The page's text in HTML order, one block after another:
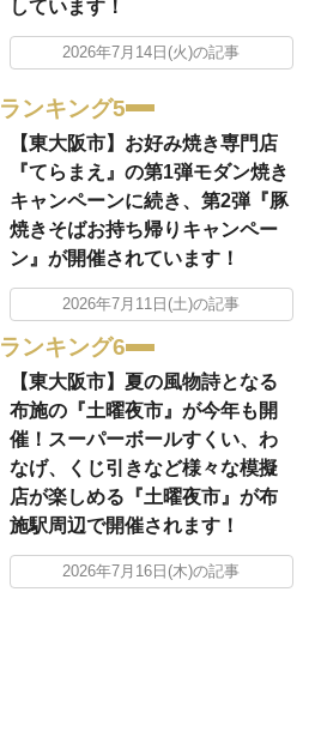
しています！
2026年7月14日(火)の記事
ランキング5
【東大阪市】お好み焼き専門店
『てらまえ』の第1弾モダン焼き
キャンペーンに続き、第2弾『豚
焼きそばお持ち帰りキャンペー
ン』が開催されています！
2026年7月11日(土)の記事
ランキング6
【東大阪市】夏の風物詩となる
布施の『土曜夜市』が今年も開
催！スーパーボールすくい、わ
なげ、くじ引きなど様々な模擬
店が楽しめる『土曜夜市』が布
施駅周辺で開催されます！
2026年7月16日(木)の記事